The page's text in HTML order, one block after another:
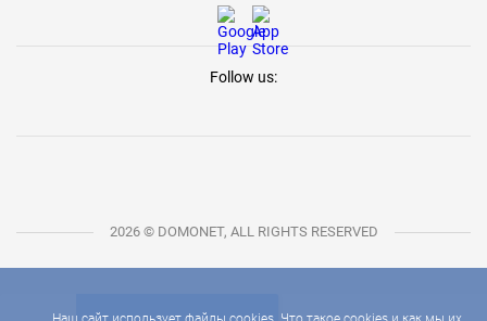
Follow us:
2026 © DOMONET, ALL RIGHTS RESERVED